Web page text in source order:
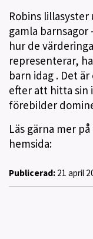
Robins
gamla
hur de
representerar,
barn idag . Det
efter att hitta sin
förebilder
Läs gärna mer
hemsida:
Publicerad: 21 april